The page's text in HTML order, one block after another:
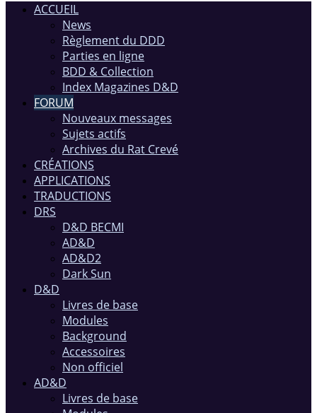
ACCUEIL
News
Règlement du DDD
Parties en ligne
BDD & Collection
Index Magazines D&D
FORUM
Nouveaux messages
Sujets actifs
Archives du Rat Crevé
CRÉATIONS
APPLICATIONS
TRADUCTIONS
DRS
D&D BECMI
AD&D
AD&D2
Dark Sun
D&D
Livres de base
Modules
Background
Accessoires
Non officiel
AD&D
Livres de base